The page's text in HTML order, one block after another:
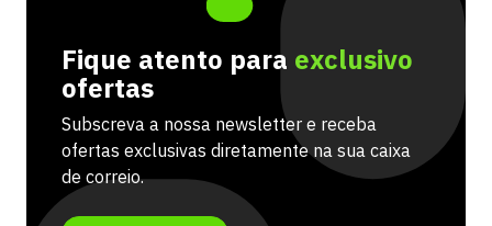
Fique atento para exclusivo
ofertas
Subscreva a nossa newsletter e receba
ofertas exclusivas diretamente na sua caixa
de correio.